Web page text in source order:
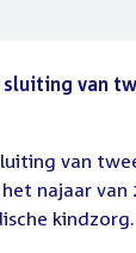
van
van
najaar
kindzorg.